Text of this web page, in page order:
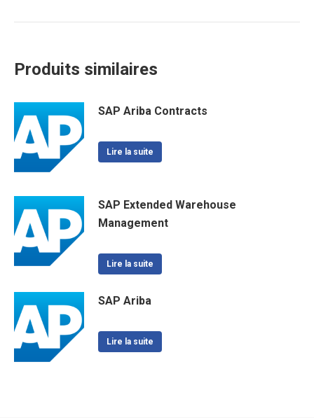
Produits similaires
SAP Ariba Contracts
Lire la suite
SAP Extended Warehouse
Management
Lire la suite
SAP Ariba
Lire la suite